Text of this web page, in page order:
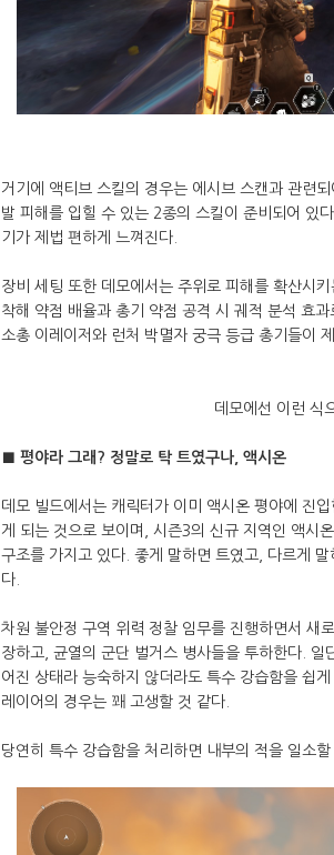
거기에 액티브 스킬의 경우는 에시브 스캔과 관련
발 피해를 입힐 수 있는 2종의 스킬이 준비되어 있
기가 제법 편하게 느껴진다.
장비 세팅 또한 데모에서는 주위로 피해를 확산시
착해 약점 배율과 총기 약점 공격 시 궤적 분석 효
소총 이레이저와 런처 박멸자 궁극 등급 총기들이
데모에선 이런 식
■ 평야라 그래? 정말로 탁 트였구나, 액시온
데모 빌드에서는 캐릭터가 이미 액시온 평야에 진
게 되는 것으로 보이며, 시즌3의 신규 지역인 액시
구조를 가지고 있다. 좋게 말하면 트였고, 다르게
다.
차원 불안정 구역 위력 정찰 임무를 진행하면서 새
장하고, 균열의 군단 벌거스 병사들을 투하한다.
어진 상태라 능숙하지 않더라도 특수 강습함을 쉽
레이어의 경우는 꽤 고생할 것 같다.
당연히 특수 강습함을 처리하면 내부의 적을 일소